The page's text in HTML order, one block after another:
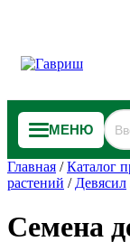
МЕНЮ
Главная /Каталог
растений / Девясил
Семена